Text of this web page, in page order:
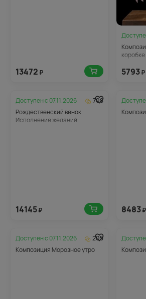
13472 ₽ 5793₽
Доступен с 07.11.2026
708
Рождественский венок
Исполнение желаний
14145₽ 8483₽
Доступен с 07.11.2026
205
Композиция Морозное утро